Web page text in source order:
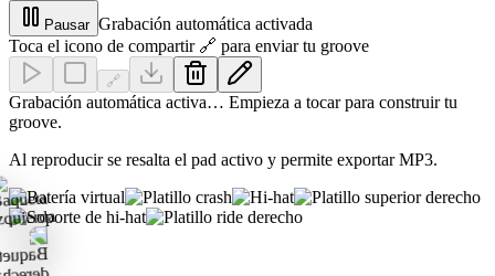
Pausar Grabación automática activada
Toca el icono de compartir 🔗 para enviar tu groove
🔗
Grabación automática activa… Empieza a tocar para construir tu
groove.
Al reproducir se resalta el pad activo y permite exportar MP3.